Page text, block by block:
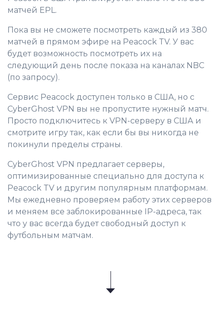
матчей EPL.
Пока вы не сможете посмотреть каждый из 380
матчей в прямом эфире на Peacock TV. У вас
будет возможность посмотреть их на
следующий день после показа на каналах NBC
(по запросу).
Сервис Peacock доступен только в США, но с
CyberGhost VPN вы не пропустите нужный матч.
Просто подключитесь к VPN-серверу в США и
смотрите игру так, как если бы вы никогда не
покинули пределы страны.
CyberGhost VPN предлагает серверы,
оптимизированные специально для доступа к
Peacock TV и другим популярным платформам.
Мы ежедневно проверяем работу этих серверов
и меняем все заблокированные IP-адреса, так
что у вас всегда будет свободный доступ к
футбольным матчам.